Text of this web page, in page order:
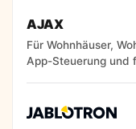
AJAX
Für Wohnhäuser,
App-Steuerung und